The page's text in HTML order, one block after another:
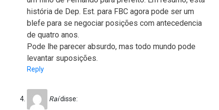
história de Dep. Est. para FBC agora pode ser um
blefe para se negociar posições com antecedencia
de quatro anos.
Pode lhe parecer absurdo, mas todo mundo pode
levantar suposições.
Reply
Raídisse: